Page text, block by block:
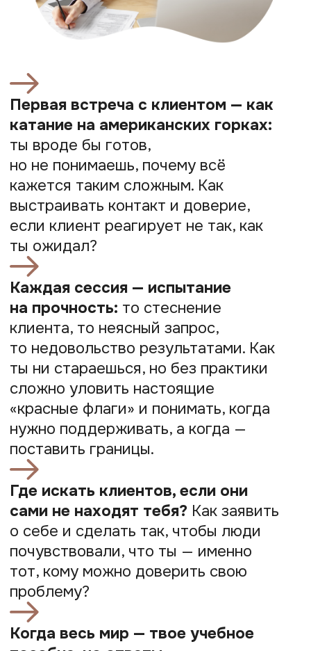
Где искать клиентов, если они
сами не находят тебя?Как заявить
о себе и сделать так, чтобы люди
проблему?
Когда весь мир — твое учебное
пособие, но ответы
на конкретные вопросы всё ещё
нужны.Здесь поддержка опытных
коллег поможет взглянуть
на трудности с другой стороны,
в нужном направлении.
Проблемы, которые